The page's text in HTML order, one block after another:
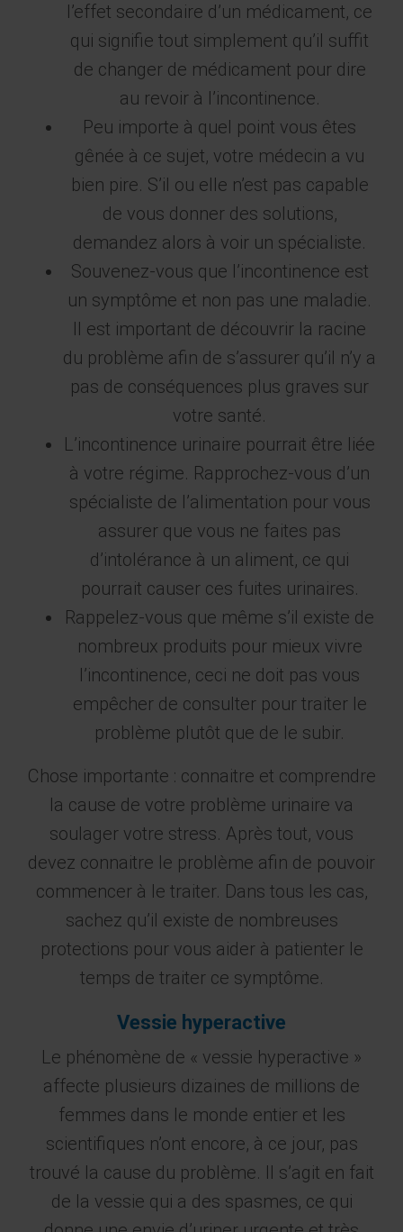
l’effet secondaire d’un médicament, ce
qui signifie tout simplement qu’il suffit
de changer de médicament pour dire
au revoir à l’incontinence.
Peu importe à quel point vous êtes
gênée à ce sujet, votre médecin a vu
bien pire. S’il ou elle n’est pas capable
de vous donner des solutions,
demandez alors à voir un spécialiste.
Souvenez-vous que l’incontinence est
un symptôme et non pas une maladie.
Il est important de découvrir la racine
du problème afin de s’assurer qu’il n’y a
pas de conséquences plus graves sur
votre santé.
L’incontinence urinaire pourrait être liée
à votre régime. Rapprochez-vous d’un
spécialiste de l’alimentation pour vous
assurer que vous ne faites pas
d’intolérance à un aliment, ce qui
pourrait causer ces fuites urinaires.
Rappelez-vous que même s’il existe de
nombreux produits pour mieux vivre
l’incontinence, ceci ne doit pas vous
empêcher de consulter pour traiter le
problème plutôt que de le subir.
Chose importante : connaitre et comprendre
la cause de votre problème urinaire va
soulager votre stress. Après tout, vous
devez connaitre le problème afin de pouvoir
commencer à le traiter. Dans tous les cas,
sachez qu’il existe de nombreuses
protections pour vous aider à patienter le
temps de traiter ce symptôme.
Vessie hyperactive
Le phénomène de « vessie hyperactive »
affecte plusieurs dizaines de millions de
femmes dans le monde entier et les
scientifiques n’ont encore, à ce jour, pas
trouvé la cause du problème. Il s’agit en fait
de la vessie qui a des spasmes, ce qui